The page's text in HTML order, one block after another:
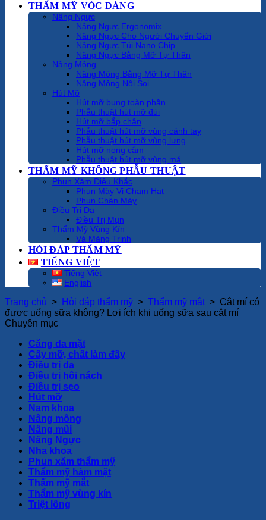
THẨM MỸ VÓC DÁNG
Nâng Ngực
Nâng Ngực Ergonomix
Nâng Ngực Cho Người Chuyển Giới
Nâng Ngực Túi Nano Chip
Nâng Ngực Bằng Mỡ Tự Thân
Nâng Mông
Nâng Mông Bằng Mỡ Tự Thân
Nâng Mông Nội Soi
Hút Mỡ
Hút mỡ bụng toàn phần
Phẫu thuật hút mỡ đùi
Hút mỡ bắp chân
Phẫu thuật hút mỡ vùng cánh tay
Phẫu thuật hút mỡ vùng lưng
Hút mỡ nọng cằm
Phẫu thuật hút mỡ vùng má
THẨM MỸ KHÔNG PHẪU THUẬT
Phun Xăm Điêu Khắc
Phun Mày Vi Chạm Hạt
Phun Chân Mày
Điều Trị Da
Điều Trị Mụn
Thẩm Mỹ Vùng Kín
Vá Màng Trinh
HỎI ĐÁP THẨM MỸ
TIẾNG VIỆT
Tiếng Việt
English
Trang chủ > Hỏi đáp thẩm mỹ > Thẩm mỹ mắt > Cắt mí có
được uống sữa không? Lợi ích khi uống sữa sau cắt mí
Chuyên mục
Căng da mặt
Cấy mỡ, chất làm đầy
Điều trị da
Điều trị hôi nách
Điều trị sẹo
Hút mỡ
Nam khoa
Nâng mông
Nâng mũi
Nâng Ngực
Nha khoa
Phun xăm thẩm mỹ
Thẩm mỹ hàm mặt
Thẩm mỹ mắt
Thẩm mỹ vùng kín
Triệt lông